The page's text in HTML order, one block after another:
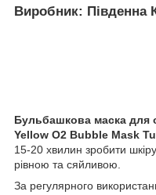
Виробник: Південна
Бульбашкова маска для
Yellow O2 Bubble Mask
15-20 хвилин зробити
рівною та сяйливою.
За регулярного